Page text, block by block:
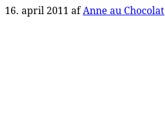
16. april 2011 afAnne au Chocolat